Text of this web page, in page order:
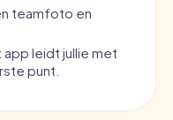
teamfoto en
app leidt jullie met
punt.